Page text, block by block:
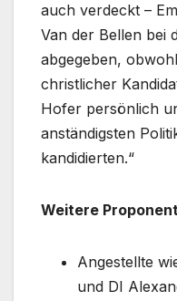
auch verdeckt –
Van der Bellen bei
abgegeben,
christlicher
Hofer persönlich
anständigsten
kandidierten.“
Weitere
Angestellte
und DI